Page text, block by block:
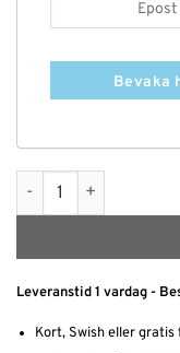
Bevaka
Vintage Punk
Leveranstid 1 vardag -
Kort, Swish eller